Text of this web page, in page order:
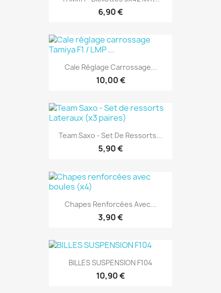
6,90 €
Cale Réglage Carrossage...
10,00 €
Team Saxo - Set De Ressorts...
5,90 €
Chapes Renforcées Avec...
3,90 €
BILLES SUSPENSION F104
10,90 €